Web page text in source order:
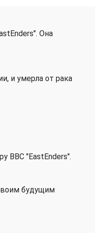
Она
и умерла от рака
BBC "EastEnders".
будущим